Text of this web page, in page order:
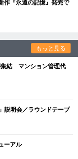
『永遠の記憶』発売で
もっと見る
集結 マンション管理代
説明会／ラウンドテーブ
ーアル